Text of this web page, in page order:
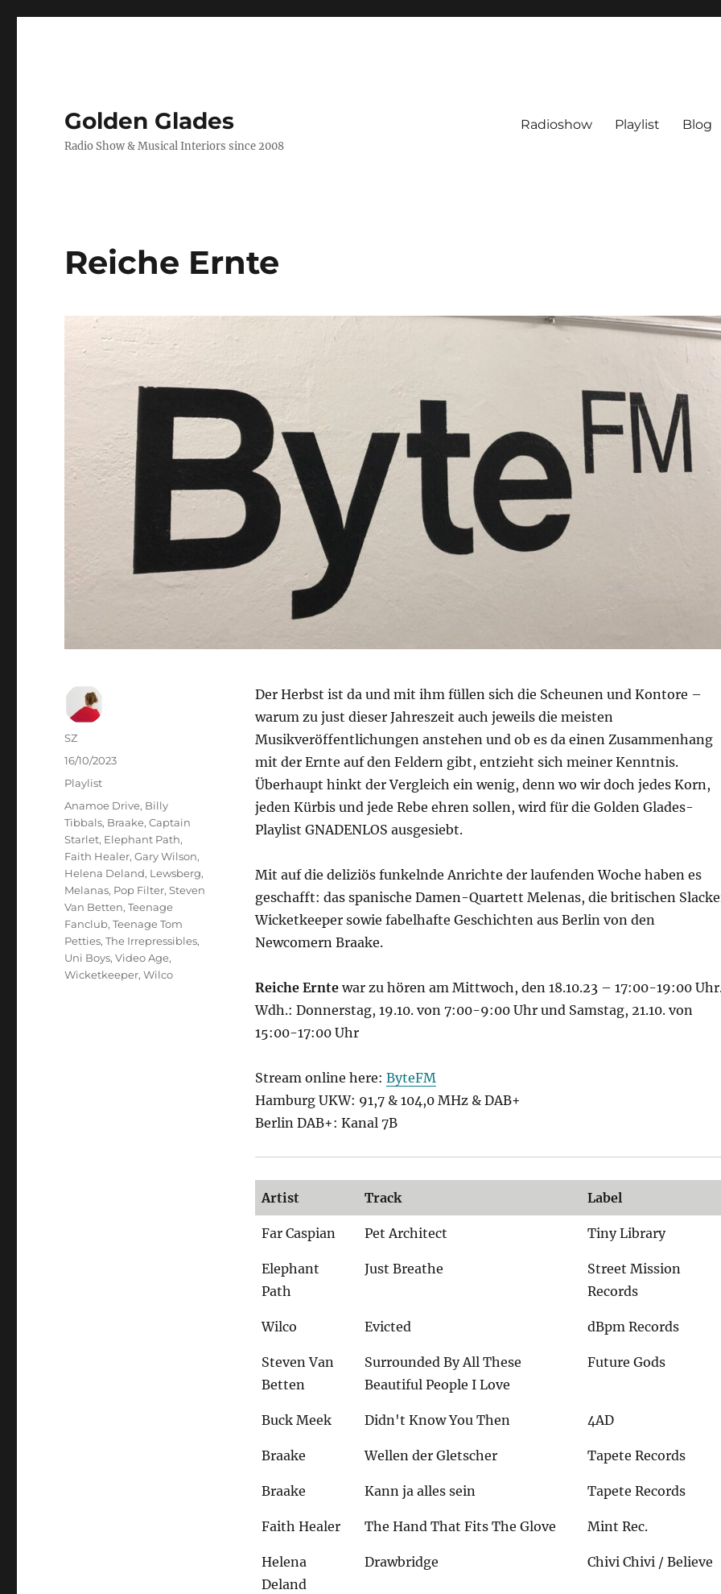
Golden Glades
Radio Show & Musical Interiors since 2008
Radioshow Playlist Blog
Reiche Ernte
Der Herbst ist da und mit ihm füllen sich die Scheunen und Kontore –
warum zu just dieser Jahreszeit auch jeweils die meisten
Musikveröffentlichungen anstehen und ob es da einen Zusammenhang
mit der Ernte auf den Feldern gibt, entzieht sich meiner Kenntnis.
Überhaupt hinkt der Vergleich ein wenig, denn wo wir doch jedes Korn,
jeden Kürbis und jede Rebe ehren sollen, wird für die Golden Glades-
Playlist GNADENLOS ausgesiebt.
Mit auf die deliziös funkelnde Anrichte der laufenden Woche haben es
geschafft: das spanische Damen-Quartett Melenas, die britischen
Wicketkeeper sowie fabelhafte Geschichten aus Berlin von den
Newcomern Braake.
Reiche Ernte war zu hören am Mittwoch, den 18.10.23 – 17:00-19:00
Wdh.: Donnerstag, 19.10. von 7:00-9:00 Uhr und Samstag, 21.10. von
15:00-17:00 Uhr
Stream online here: ByteFM
Hamburg UKW: 91,7 & 104,0 MHz & DAB+
Berlin DAB+: Kanal 7B
Artist Track Label
Far Caspian Pet Architect Tiny Library
Elephant
Path
Just Breathe
Street Mission
Records
Wilco Evicted dBpm Records
Steven Van
Betten
Surrounded By All These
Beautiful People I Love
Future Gods
Buck Meek Didn't Know You Then 4AD
Braake Wellen der Gletscher Tapete Records
Braake Kann ja alles sein Tapete Records
Faith Healer The Hand That Fits The Glove Mint Rec.
Helena
Deland
Drawbridge Chivi Chivi / Believe
Autor
SZ
Veröffentlicht
am
16/10/2023
Kategorien
Playlist
Schlagwörter
Anamoe Drive, Billy
Tibbals, Braake,Captain
Starlet, Elephant Path,
Faith Healer,Gary Wilson,
Helena Deland, Lewsberg,
Melanas, Pop Filter,Steven
Van Betten,Teenage
Fanclub,Teenage Tom
Petties,The Irrepressibles,
Uni Boys,Video Age,
Wicketkeeper,Wilco